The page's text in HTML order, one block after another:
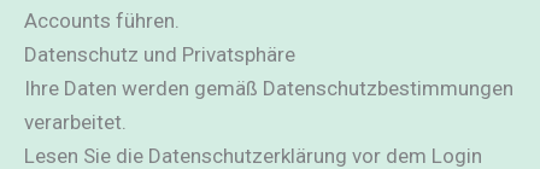
Accounts führen.
Datenschutz und Privatsphäre
Ihre Daten werden gemäß Datenschutzbestimmungen
verarbeitet.
Lesen Sie die Datenschutzerklärung vor dem Login